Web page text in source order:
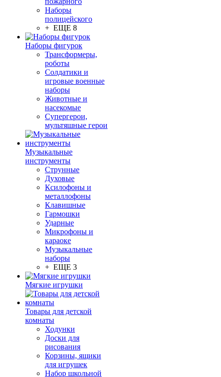
Наборы
полицейского
+ ЕЩЕ 8
Наборы фигурок
Трансформеры,
роботы
Солдатики и
игровые военные
наборы
Животные и
насекомые
Супергерои,
мультяшные герои
Музыкальные
инструменты
Струнные
Духовые
Ксилофоны и
металлофоны
Клавишные
Гармошки
Ударные
Микрофоны и
караоке
Музыкальные
наборы
+ ЕЩЕ 3
Мягкие игрушки
Товары для детской
комнаты
Ходунки
Доски для
рисования
Корзины, ящики
для игрушек
Набор школьной